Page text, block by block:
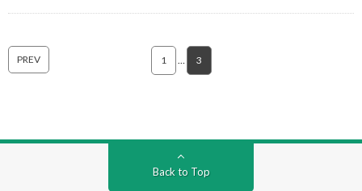
PREV 1 3
Back to Top